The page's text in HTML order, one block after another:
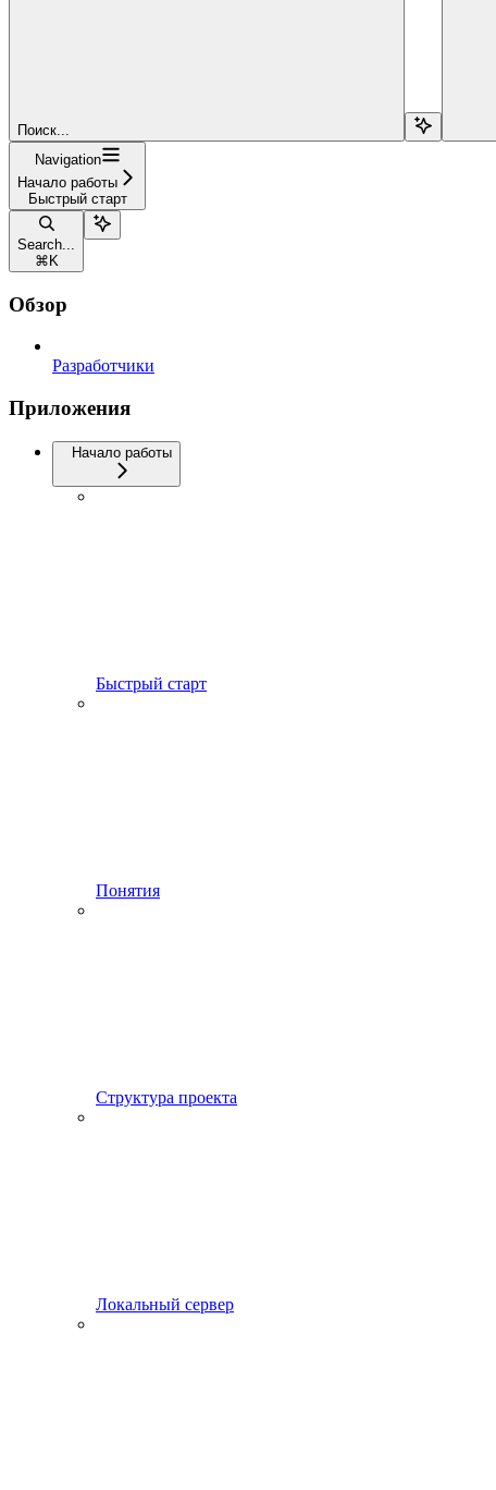
Поиск...
Navigation
Начало работы
Быстрый старт
Search...
⌘ K
Обзор
Разработчики
Приложения
Начало работы
Быстрый старт
Понятия
Структура проекта
Локальный сервер